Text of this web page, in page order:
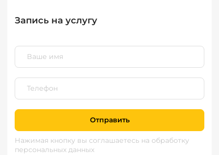
Запись на услугу
Отправить
Нажимая кнопку вы соглашаетесь на обработку
персональных данных